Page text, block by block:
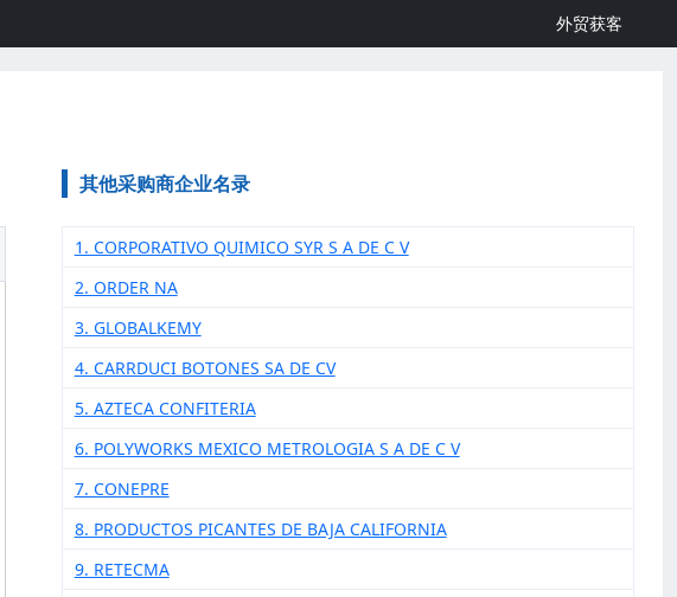
外贸获客
其他采购商企业名录
1. CORPORATIVO QUIMICO SYR S A DE C V
2. ORDER NA
3. GLOBALKEMY
4. CARRDUCI BOTONES SA DE CV
5. AZTECA CONFITERIA
6. POLYWORKS MEXICO METROLOGIA S A DE C V
7. CONEPRE
8. PRODUCTOS PICANTES DE BAJA CALIFORNIA
9. RETECMA